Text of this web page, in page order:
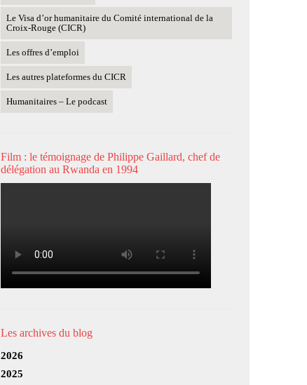
Le Visa d’or humanitaire du Comité international de la
Croix-Rouge (CICR)
Les offres d’emploi
Les autres plateformes du CICR
Humanitaires – Le podcast
Film : le témoignage de Philippe Gaillard, chef de
délégation au Rwanda en 1994
Les archives du blog
2026
2025